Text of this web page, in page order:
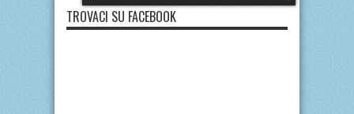
TROVACI SU FACEBOOK